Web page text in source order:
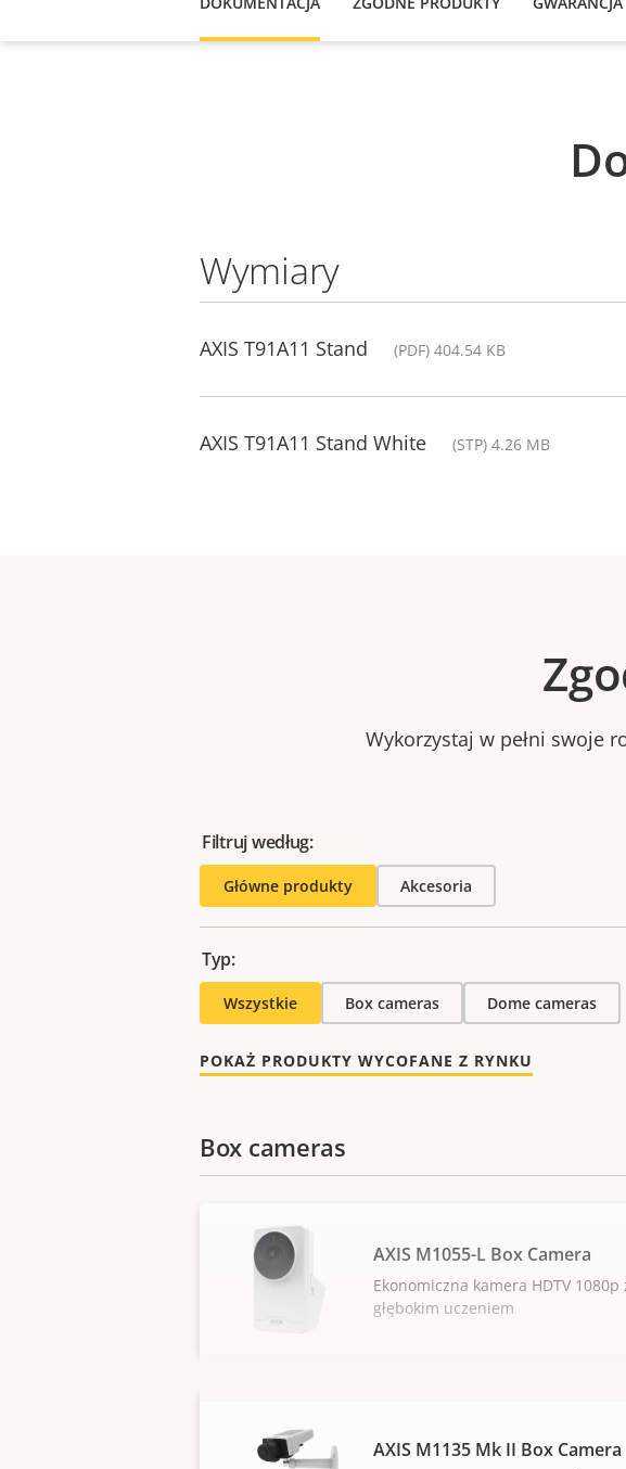
Wymiary
AXIS T91A11 Stand (PDF) 404.54 KB
AXIS T91A11 Stand White (STP) 4.26 MB
Wykorzystaj w pełni swoje
Filtruj według:
Główne produkty Akcesoria
Typ:
Wszystkie Box cameras Dome cameras
POKAŻ PRODUKTY WYCOFANE Z RYNKU
Box cameras
AXIS M1055-L Box Camera
Ekonomiczna kamera HDTV 1080p
głębokim uczeniem
AXIS M1135 Mk II Box Camera